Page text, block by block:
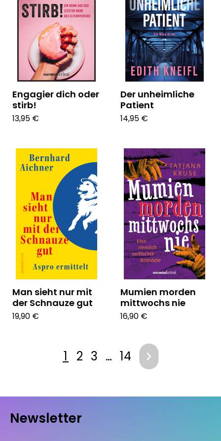
Engagier dich oder
stirb!
13,95 €
Der unheimliche
Patient
14,95 €
Man sieht nur mit
der Schnauze gut
19,90 €
Mumien morden
mittwochs nie
16,90 €
1 2 3 … 14
Newsletter